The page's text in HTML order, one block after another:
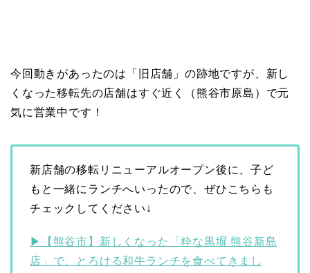
今回動きがあったのは「旧店舗」の跡地ですが、新し
くなった移転先の店舗はすぐ近く（熊谷市原島）で元
気に営業中です！
新店舗の移転リニューアルオープン後に、子ど
もと一緒にランチへいったので、ぜひこちらも
チェックしてください↓
▶【熊谷市】新しくなった「粋な黒塀 熊谷新島
店」で、とろける和牛ランチを食べてきまし